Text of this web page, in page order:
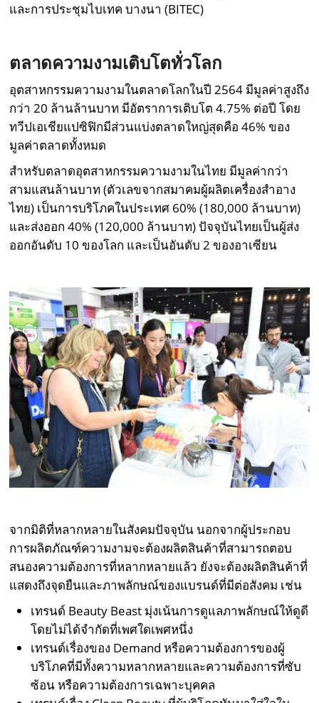
และการประชุมไบเทค บางนา (BITEC)
ตลาดความงามเติบโตทั่วโลก
อุตสาหกรรมความงามในตลาดโลกในปี 2564 มีมูลค่าสูงถึง
กว่า 20 ล้านล้านบาท มีอัตราการเติบโต 4.75% ต่อปี โดย
ทวีปเอเชียแปซิฟิกมีส่วนแบ่งตลาดใหญ่สุดคือ 46% ของ
มูลค่าตลาดทั้งหมด
สำหรับตลาดอุตสาหกรรมความงามในไทย มีมูลค่ากว่า
สามแสนล้านบาท (ตัวเลขจากสมาคมผู้ผลิตเครื่องสำอาง
ไทย) เป็นการบริโภคในประเทศ 60% (180,000 ล้านบาท)
และส่งออก 40% (120,000 ล้านบาท) ปัจจุบันไทยเป็นผู้ส่ง
ออกอันดับ 10 ของโลก และเป็นอันดับ 2 ของอาเซียน
จากมิติที่หลากหลายในสังคมปัจจุบัน นอกจากผู้ประกอบ
การผลิตภัณฑ์ความงามจะต้องผลิตสินค้าที่สามารถตอบ
สนองความต้องการที่หลากหลายแล้ว ยังจะต้องผลิตสินค้าที่
แสดงถึงจุดยืนและภาพลักษณ์ของแบรนด์ที่มีต่อสังคม เช่น
เทรนด์ Beauty Beast มุ่งเน้นการดูแลภาพลักษณ์ให้ดูดี
โดยไม่ได้จำกัดที่เพศใดเพศหนึ่ง
เทรนด์เรื่องของ Demand หรือความต้องการของผู้
บริโภคที่มีทั้งความหลากหลายและความต้องการที่ซับ
ซ้อน หรือความต้องการเฉพาะบุคคล